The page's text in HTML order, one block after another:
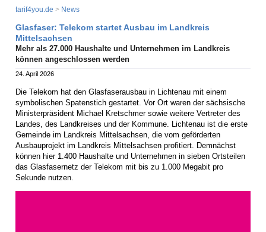
tarif4you.de > News
Glasfaser: Telekom startet Ausbau im Landkreis
Mittelsachsen
Mehr als 27.000 Haushalte und Unternehmen im Landkreis
können angeschlossen werden
24. April 2026
Die Telekom hat den Glasfaserausbau in Lichtenau mit einem
symbolischen Spatenstich gestartet. Vor Ort waren der sächsische
Ministerpräsident Michael Kretschmer sowie weitere Vertreter des
Landes, des Landkreises und der Kommune. Lichtenau ist die erste
Gemeinde im Landkreis Mittelsachsen, die vom geförderten
Ausbauprojekt im Landkreis Mittelsachsen profitiert. Demnächst
können hier 1.400 Haushalte und Unternehmen in sieben Ortsteilen
das Glasfasernetz der Telekom mit bis zu 1.000 Megabit pro
Sekunde nutzen.